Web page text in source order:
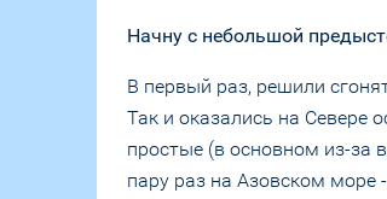
Начну с небольшой
В первый раз, решили
Так и оказались на Севере
простые (в основном из-за
пару раз на Азовском море